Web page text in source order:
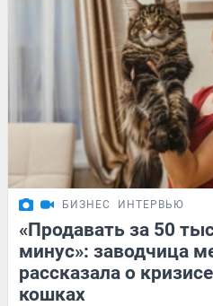
БИЗНЕС ИНТЕРВЬЮ
«Продавать за 50
минус»: заводчица
рассказала о
кошках